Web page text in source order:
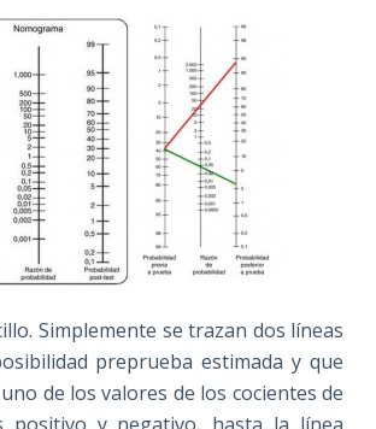
Simplemente se trazan dos líneas
preprueba estimada y que
de los valores de los cocientes de